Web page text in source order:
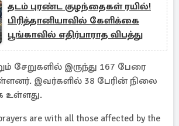
தடம் புரண்ட குழந்தைகள் ரயில்!
பிரித்தானியாவில் கேளிக்கை
பூங்காவில் எதிர்பாராத விபத்து
சேறுகளில் இருந்து 167 பேரை
இவர்களில் 38 பேரின் நிலை
உள்ளது.
are with all those affected by the